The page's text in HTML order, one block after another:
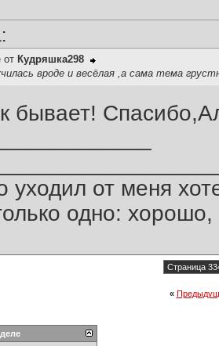
от Кудряшка298
вроде и весёлая ,а сама тема
бывает!
уходил от меня
одно:
Страница
«